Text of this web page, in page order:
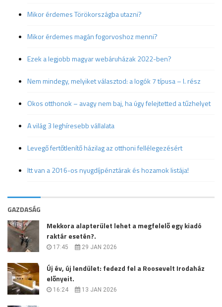
Mikor érdemes Törökországba utazni?
Mikor érdemes magán fogorvoshoz menni?
Ezek a legjobb magyar webáruházak 2022-ben?
Nem mindegy, melyiket választod: a logók 7 típusa – I. rész
Okos otthonok – avagy nem baj, ha úgy felejtetted a tűzhelyet
A világ 3 leghíresebb vállalata
Levegő fertőtlenítő házilag az otthoni fellélegezésért
Itt van a 2016-os nyugdíjpénztárak és hozamok listája!
GAZDASÁG
Mekkora alapterület lehet a megfelelő egy kiadó
raktár esetén?.
17:45 29 JAN 2026
Új év, új lendület: fedezd fel a Roosevelt Irodaház
előnyeit.
16:24 13 JAN 2026